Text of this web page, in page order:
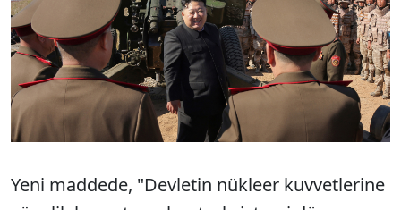
Yeni maddede, "Devletin nükleer kuvvetlerine